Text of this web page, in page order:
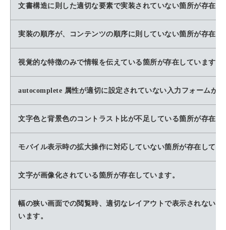
文書構造に則した適切な要素で実装されていない箇所が存在し
実装の順序が、コンテンツの順序に則していない箇所が存在し
視覚的な特徴のみで情報を伝えている箇所が存在しています。
autocomplete 属性が適切に設定されていない入力フォームが
文字色と背景色のコントラスト比が不足している箇所が存在し
モバイル表示時の拡大操作に対応していない箇所が存在してい
文字が画像化されている箇所が存在しています。
幅の狭い画面での閲覧時、適切なレイアウトで表示されないコ
います。